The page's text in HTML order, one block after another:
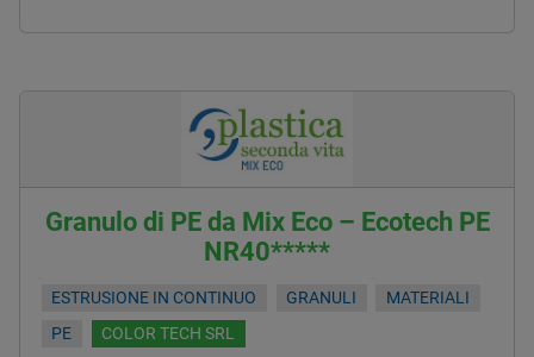
Granulo di PE da Mix Eco – Ecotech PE
NR40*****
ESTRUSIONE IN CONTINUO GRANULI
MATERIALI
PE
COLOR TECH SRL